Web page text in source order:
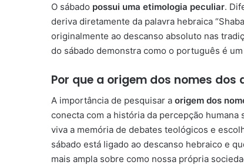
O sábado possui uma etimologia peculiar.
deriva diretamente da palavra hebraica
originalmente ao descanso absoluto nas
do sábado demonstra como o português é
Por que a origem dos nomes dos
A importância de pesquisar a origem dos
conecta com a história da percepção
viva a memória de debates teológicos e
sábado está ligado ao descanso hebraico e
mais ampla sobre como nossa própria